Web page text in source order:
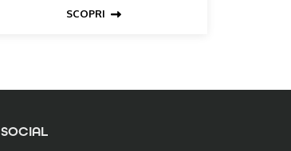
SCOPRI
SOCIAL